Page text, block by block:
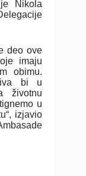
Nikola
deo ove
imaju
obimu.
bi u
životnu
u
izjavio